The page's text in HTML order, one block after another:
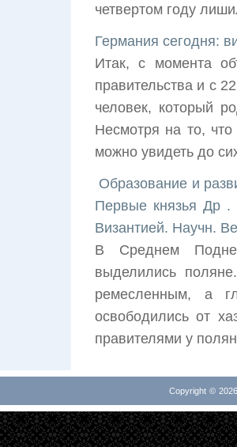
четвертом году
Германия сегодня:
Итак, с момента
правительства и с
человек, который
Несмотря на то,
можно увидеть до
Образование и
Первые князья Др .
Византией. Научн.
В Среднем
выделились
ремесленным, а
освободились от
правителями у
Copyright ©